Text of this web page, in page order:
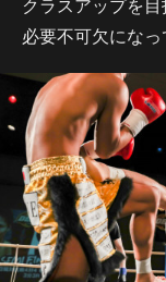
必要不可欠になっ